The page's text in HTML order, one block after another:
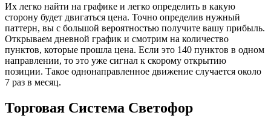
Их легко найти на графике и легко определить в какую
сторону будет двигаться цена. Точно определив нужный
паттерн, вы с большой вероятностью получите вашу прибыль.
Открываем дневной график и смотрим на количество
пунктов, которые прошла цена. Если это 140 пунктов в одном
направлении, то это уже сигнал к скорому открытию
позиции. Такое однонаправленное движение случается около
7 раз в месяц.
Торговая Система Светофор